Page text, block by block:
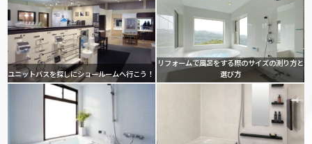
ユニットバスを探しにショールームへ行こう！
リフォームで風呂をする際のサイズの測り方と
選び方